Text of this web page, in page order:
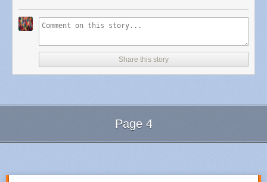
Share this story
Page 4